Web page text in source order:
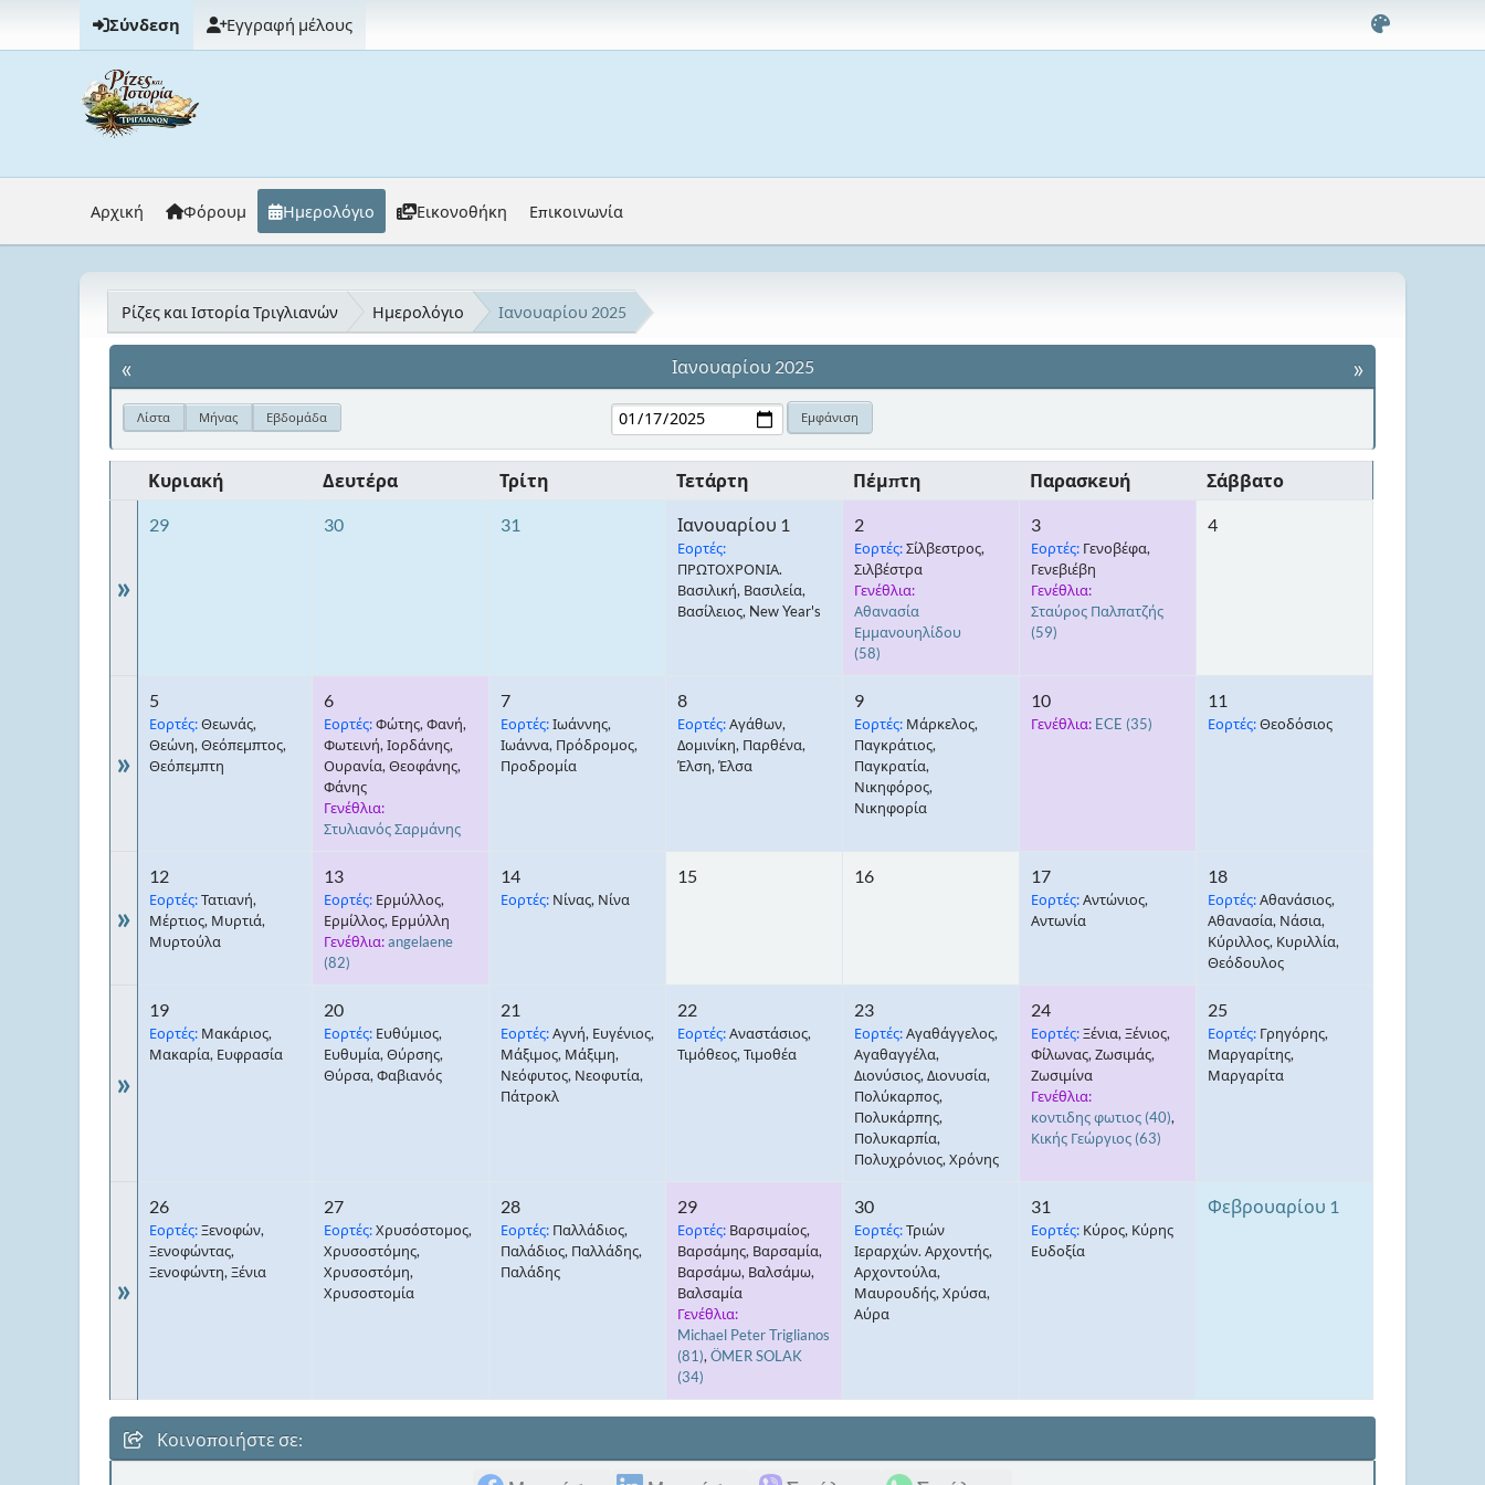
Σύνδεση Εγγραφή μέλους
Αρχική Φόρουμ Ημερολόγιο Εικονοθήκη Επικοινωνία
Ρίζες και Ιστορία Τριγλιανών Ημερολόγιο Ιανουαρίου 2025
« »
Ιανουαρίου 2025
Λίστα Μήνας Εβδομάδα
Κυριακή Δευτέρα Τρίτη Τετάρτη Πέμπτη Παρασκευή Σάββατο
»
29 30 31 Ιανουαρίου 1
Εορτές:
ΠΡΩΤΟΧΡΟΝΙΑ.
Βασιλική, Βασιλεία,
Βασίλειος, New Year's
2
Εορτές:Σίλβεστρος,
Σιλβέστρα
Γενέθλια:
Αθανασία
Εμμανουηλίδου
(58)
3
Εορτές: Γενοβέφα,
Γενεβιέβη
Γενέθλια:
Σταύρος Παλπατζής
(59)
4
»
5
Εορτές:Θεωνάς,
Θεώνη, Θεόπεμπτος,
Θεόπεμπτη
6
Εορτές:Φώτης, Φανή,
Φωτεινή, Ιορδάνης,
Ουρανία, Θεοφάνης,
Φάνης
Γενέθλια:
Στυλιανός Σαρμάνης
7
Εορτές:Ιωάννης,
Ιωάννα, Πρόδρομος,
Προδρομία
8
Εορτές:Αγάθων,
Δομινίκη, Παρθένα,
Έλση, Έλσα
9
Εορτές: Μάρκελος,
Παγκράτιος,
Παγκρατία,
Νικηφόρος,
Νικηφορία
10
Γενέθλια: ECE (35)
11
Εορτές:Θεοδόσιος
»
12
Εορτές:Τατιανή,
Μέρτιος, Μυρτιά,
Μυρτούλα
13
Εορτές: Ερμύλλος,
Ερμίλλος, Ερμύλλη
Γενέθλια:angelaene
(82)
14
Εορτές: Νίνας, Νίνα
15 16 17
Εορτές:Αντώνιος,
Αντωνία
18
Εορτές:Αθανάσιος,
Αθανασία, Νάσια,
Κύριλλος, Κυριλλία,
Θεόδουλος
»
19
Εορτές: Μακάριος,
Μακαρία, Ευφρασία
20
Εορτές: Ευθύμιος,
Ευθυμία, Θύρσης,
Θύρσα, Φαβιανός
21
Εορτές:Αγνή, Ευγένιος,
Μάξιμος, Μάξιμη,
Νεόφυτος, Νεοφυτία,
Πάτροκλ
22
Εορτές:Αναστάσιος,
Τιμόθεος, Τιμοθέα
23
Εορτές:Αγαθάγγελος,
Αγαθαγγέλα,
Διονύσιος, Διονυσία,
Πολύκαρπος,
Πολυκάρπης,
Πολυκαρπία,
Πολυχρόνιος, Χρόνης
24
Εορτές:Ξένια, Ξένιος,
Φίλωνας, Ζωσιμάς,
Ζωσιμίνα
Γενέθλια:
κοντιδης φωτιος (40),
Κικής Γεώργιος (63)
25
Εορτές: Γρηγόρης,
Μαργαρίτης,
Μαργαρίτα
»
26
Εορτές:Ξενοφών,
Ξενοφώντας,
Ξενοφώντη, Ξένια
27
Εορτές:Χρυσόστομος,
Χρυσοστόμης,
Χρυσοστόμη,
Χρυσοστομία
28
Εορτές: Παλλάδιος,
Παλάδιος, Παλλάδης,
Παλάδης
29
Εορτές: Βαρσιμαίος,
Βαρσάμης, Βαρσαμία,
Βαρσάμω, Βαλσάμω,
Βαλσαμία
Γενέθλια:
Michael Peter Triglianos
(81), ÖMER SOLAK
(34)
30
Εορτές:Τριών
Ιεραρχών. Αρχοντής,
Αρχοντούλα,
Μαυρουδής, Χρύσα,
Αύρα
31
Εορτές: Κύρος, Κύρης
Ευδοξία
Φεβρουαρίου 1
Κοινοποιήστε σε: